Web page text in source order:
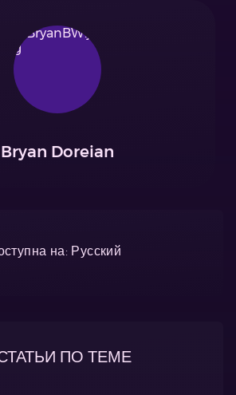
Bryan Doreian
на: Русский
ПО ТЕМЕ